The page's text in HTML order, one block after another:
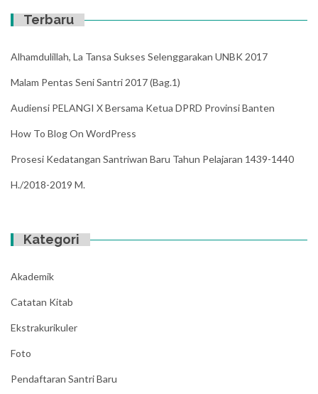
Terbaru
Alhamdulillah, La Tansa Sukses Selenggarakan UNBK 2017
Malam Pentas Seni Santri 2017 (Bag.1)
Audiensi PELANGI X Bersama Ketua DPRD Provinsi Banten
How To Blog On WordPress
Prosesi Kedatangan Santriwan Baru Tahun Pelajaran 1439-1440
H./2018-2019 M.
Kategori
Akademik
Catatan Kitab
Ekstrakurikuler
Foto
Pendaftaran Santri Baru